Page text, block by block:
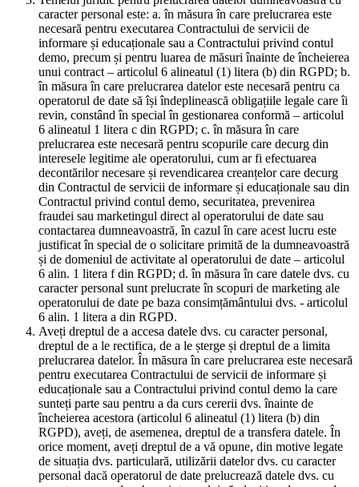
caracter personal este: a. în măsura în care prelucrarea este
necesară pentru executarea Contractului de servicii de
informare și educaționale sau a Contractului privind contul
demo, precum și pentru luarea de măsuri înainte de încheierea
unui contract – articolul 6 alineatul (1) litera (b) din RGPD; b.
în măsura în care prelucrarea datelor este necesară pentru ca
operatorul de date să își îndeplinească obligațiile legale care îi
revin, constând în special în gestionarea conformă – articolul
6 alineatul 1 litera c din RGPD; c. în măsura în care
prelucrarea este necesară pentru scopurile care decurg din
interesele legitime ale operatorului, cum ar fi efectuarea
decontărilor necesare și revendicarea creanțelor care decurg
din Contractul de servicii de informare și educaționale sau din
Contractul privind contul demo, securitatea, prevenirea
fraudei sau marketingul direct al operatorului de date sau
contactarea dumneavoastră, în cazul în care acest lucru este
justificat în special de o solicitare primită de la dumneavoastră
și de domeniul de activitate al operatorului de date – articolul
6 alin. 1 litera f din RGPD; d. în măsura în care datele dvs. cu
caracter personal sunt prelucrate în scopuri de marketing ale
operatorului de date pe baza consimțământului dvs. - articolul
6 alin. 1 litera a din RGPD.
Aveți dreptul de a accesa datele dvs. cu caracter personal,
dreptul de a le rectifica, de a le șterge și dreptul de a limita
prelucrarea datelor. În măsura în care prelucrarea este necesară
pentru executarea Contractului de servicii de informare și
educaționale sau a Contractului privind contul demo la care
sunteți parte sau pentru a da curs cererii dvs. înainte de
încheierea acestora (articolul 6 alineatul (1) litera (b) din
RGPD), aveți, de asemenea, dreptul de a transfera datele. În
orice moment, aveți dreptul de a vă opune, din motive legate
de situația dvs. particulară, utilizării datelor dvs. cu caracter
personal dacă operatorul de date prelucrează datele dvs. cu